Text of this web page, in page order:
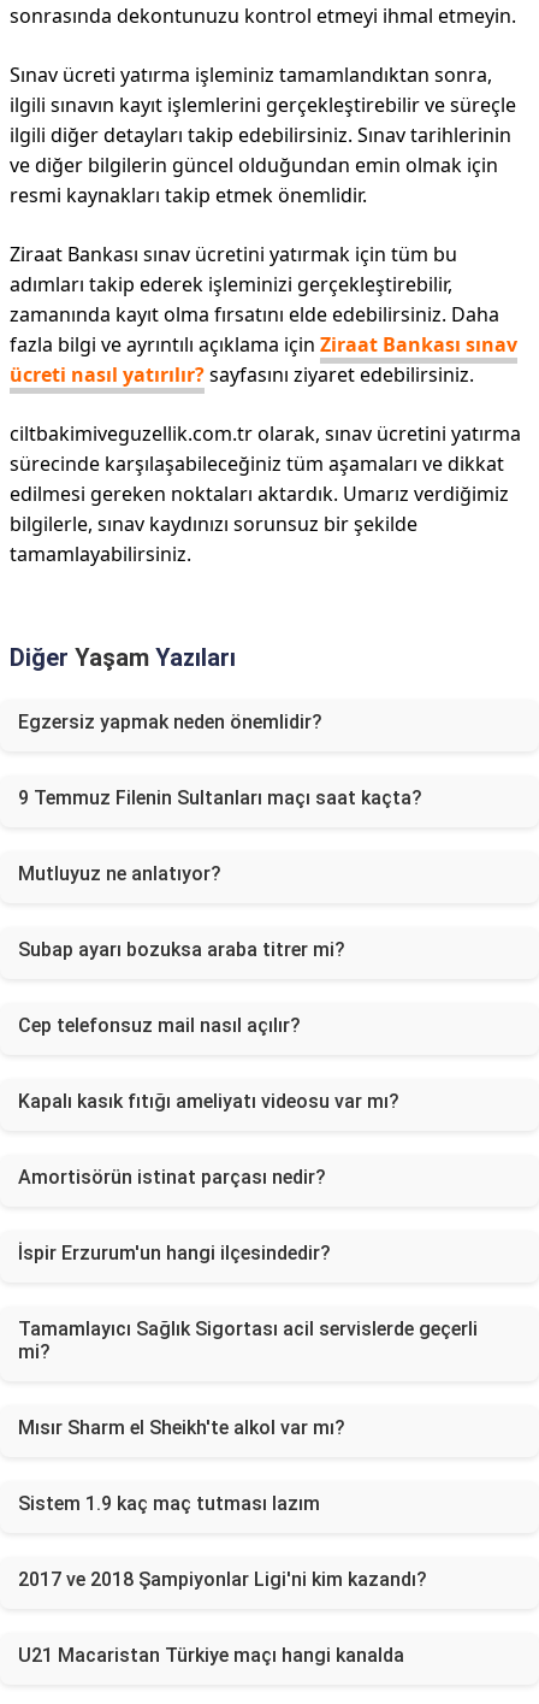
sonrasında dekontunuzu kontrol etmeyi ihmal etmeyin.
Sınav ücreti yatırma işleminiz tamamlandıktan sonra,
ilgili sınavın kayıt işlemlerini gerçekleştirebilir ve süreçle
ilgili diğer detayları takip edebilirsiniz. Sınav tarihlerinin
ve diğer bilgilerin güncel olduğundan emin olmak için
resmi kaynakları takip etmek önemlidir.
Ziraat Bankası sınav ücretini yatırmak için tüm bu
adımları takip ederek işleminizi gerçekleştirebilir,
zamanında kayıt olma fırsatını elde edebilirsiniz. Daha
fazla bilgi ve ayrıntılı açıklama için Ziraat Bankası sınav
ücreti nasıl yatırılır?sayfasını ziyaret edebilirsiniz.
ciltbakimiveguzellik.com.tr olarak, sınav ücretini yatırma
sürecinde karşılaşabileceğiniz tüm aşamaları ve dikkat
edilmesi gereken noktaları aktardık. Umarız verdiğimiz
bilgilerle, sınav kaydınızı sorunsuz bir şekilde
tamamlayabilirsiniz.
Diğer Yaşam Yazıları
Egzersiz yapmak neden önemlidir?
9 Temmuz Filenin Sultanları maçı saat kaçta?
Mutluyuz ne anlatıyor?
Subap ayarı bozuksa araba titrer mi?
Cep telefonsuz mail nasıl açılır?
Kapalı kasık fıtığı ameliyatı videosu var mı?
Amortisörün istinat parçası nedir?
İspir Erzurum'un hangi ilçesindedir?
Tamamlayıcı Sağlık Sigortası acil servislerde geçerli
mi?
Mısır Sharm el Sheikh'te alkol var mı?
Sistem 1.9 kaç maç tutması lazım
2017 ve 2018 Şampiyonlar Ligi'ni kim kazandı?
U21 Macaristan Türkiye maçı hangi kanalda